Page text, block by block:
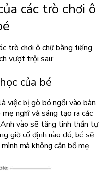
các trò chơi ô
trò chơi ô chữ bằng tiếng
vượt trội sau:
của bé
việc bị gò bó ngồi vào bàn
mẹ nghĩ và sáng tạo ra các
vào sẽ tăng tinh thần tự
giờ cố định nào đó, bé sẽ
mà không cần bố mẹ